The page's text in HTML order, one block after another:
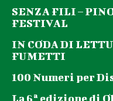
SENZA FILI –
FESTIVAL
IN CODA DI
FUMETTI
100 Numeri per